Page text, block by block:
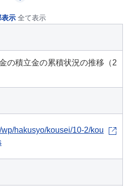
表示 全て表示
の積立金の累積状況の推移（2
hakusyo/kousei/10-2/kou